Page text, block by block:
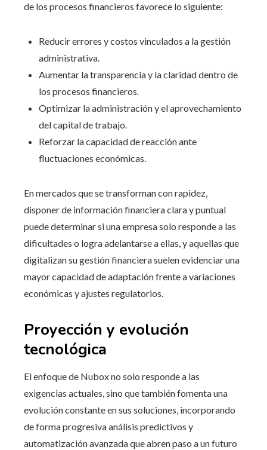
de los procesos financieros favorece lo siguiente:
Reducir errores y costos vinculados a la gestión
administrativa.
Aumentar la transparencia y la claridad dentro de
los procesos financieros.
Optimizar la administración y el aprovechamiento
del capital de trabajo.
Reforzar la capacidad de reacción ante
fluctuaciones económicas.
En mercados que se transforman con rapidez,
disponer de información financiera clara y puntual
puede determinar si una empresa solo responde a las
dificultades o logra adelantarse a ellas, y aquellas que
digitalizan su gestión financiera suelen evidenciar una
mayor capacidad de adaptación frente a variaciones
económicas y ajustes regulatorios.
Proyección y evolución
tecnológica
El enfoque de Nubox no solo responde a las
exigencias actuales, sino que también fomenta una
evolución constante en sus soluciones, incorporando
de forma progresiva análisis predictivos y
automatización avanzada que abren paso a un futuro